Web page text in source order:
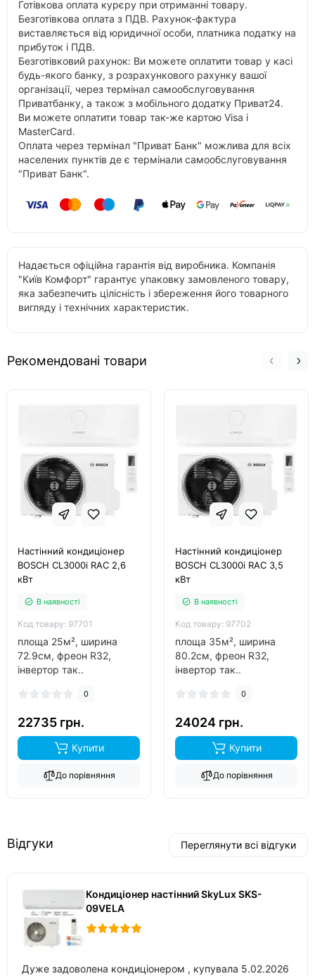
Готівкова оплата курєру при отриманні товару.
Безготівкова оплата з ПДВ. Рахунок-фактура
виставляється від юридичної особи, платника податку на
прибуток і ПДВ.
Безготівковий рахунок: Ви можете оплатити товар у касі
будь-якого банку, з розрахункового рахунку вашої
організації, через термінал самообслуговування
Приватбанку, а також з мобільного додатку Приват24.
Ви можете оплатити товар так-же картою Visa і
MasterCard.
Оплата через термінал "Приват Банк" можлива для всіх
населених пунктів де є термінали самообслуговування
"Приват Банк".
Надається офіційна гарантія від виробника. Компанія
"Київ Комфорт" гарантує упаковку замовленого товару,
яка забезпечить цілісність і збереження його товарного
вигляду і технічних характеристик.
Рекомендовані товари
Настінний кондиціонер
BOSCH CL3000i RAC 2,6
кВт
В наявності
Код товару: 97701
площа 25м², ширина
72.9см, фреон R32,
інвертор так..
0
22735 грн.
Купити
До порівняння
Настінний кондиціонер
BOSCH CL3000i RAC 3,5
кВт
В наявності
Код товару: 97702
площа 35м², ширина
80.2см, фреон R32,
інвертор так..
0
24024 грн.
Купити
До порівняння
Відгуки Переглянути всі відгуки
Кондиціонер настінний SkyLux SKS-
09VELA
Дуже задоволена кондиціонером , купувала 5.02.2026